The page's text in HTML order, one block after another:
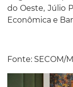
do Oeste, Júlio
Econômica e
Fonte: SECOM/